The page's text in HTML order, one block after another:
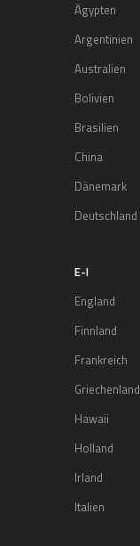
Ägypten
Argentinien
Australien
Bolivien
Brasilien
China
Dänemark
Deutschland
E-I
England
Finnland
Frankreich
Griechenland
Hawaii
Holland
Irland
Italien